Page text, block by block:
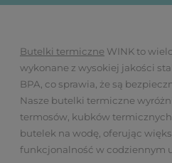
Butelki termiczne WINK to
wykonane z wysokiej jakości
BPA, co sprawia, że są
Nasze butelki termiczne
termosów, kubków
butelek na wodę, oferując
funkcjonalność w codziennym